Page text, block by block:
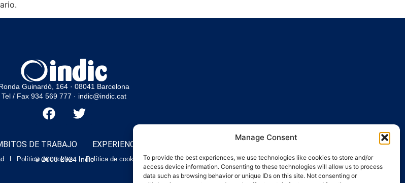
Manage Consent
To provide the best experiences, we use technologies like cookies to store and/or
access device information. Consenting to these technologies will allow us to process
data such as browsing behavior or unique IDs on this site. Not consenting or
Guinardó, 164 · 08041 Barcelona
Tel / Fax 934 569 777 · indic@indic.cat
DE TRABAJO EXPERIENCIAS ACTUALIDAD
Política de cookies Política de cookies Aviso legal
© 2008-2024 Indic